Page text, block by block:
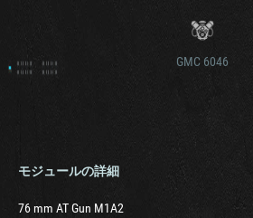
GMC 6046
モジュールの詳細
76 mm AT Gun M1A2